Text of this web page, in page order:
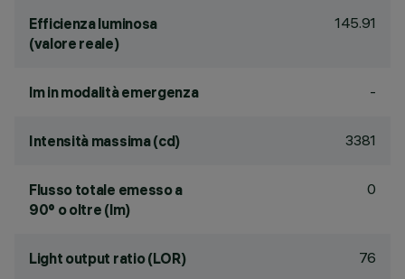
Efficienza luminosa
(valore reale)
145.91
lm in modalità emergenza -
Intensità massima (cd) 3381
Flusso totale emesso a
90° o oltre (lm)
0
Light output ratio (LOR) 76